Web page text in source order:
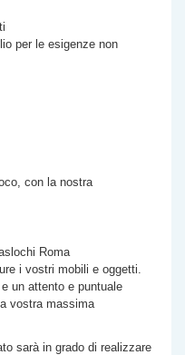
per le esigenze non
con la nostra
Roma
i vostri mobili e oggetti.
un attento e puntuale
vostra massima
sarà in grado di realizzare